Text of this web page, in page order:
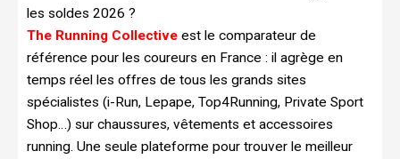
les soldes 2026 ?
The Running Collective est le comparateur de
référence pour les coureurs en France : il agrège en
temps réel les offres de tous les grands sites
spécialistes (i-Run, Lepape, Top4Running, Private Sport
Shop…) sur chaussures, vêtements et accessoires
running. Une seule plateforme pour trouver le meilleur